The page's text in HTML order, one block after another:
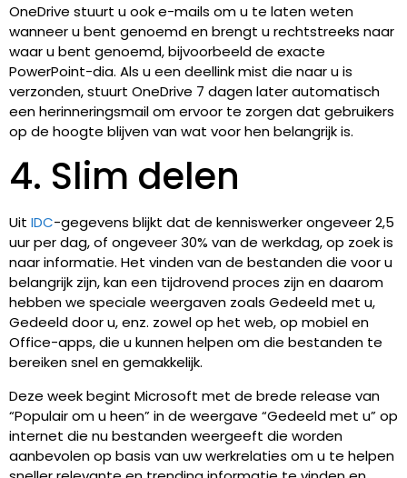
OneDrive stuurt u ook e-mails om u te laten weten
wanneer u bent genoemd en brengt u rechtstreeks naar
waar u bent genoemd, bijvoorbeeld de exacte
PowerPoint-dia. Als u een deellink mist die naar u is
verzonden, stuurt OneDrive 7 dagen later automatisch
een herinneringsmail om ervoor te zorgen dat gebruikers
op de hoogte blijven van wat voor hen belangrijk is.
4. Slim delen
Uit IDC-gegevens blijkt dat de kenniswerker ongeveer 2,5
uur per dag, of ongeveer 30% van de werkdag, op zoek is
naar informatie. Het vinden van de bestanden die voor u
belangrijk zijn, kan een tijdrovend proces zijn en daarom
hebben we speciale weergaven zoals Gedeeld met u,
Gedeeld door u, enz. zowel op het web, op mobiel en
Office-apps, die u kunnen helpen om die bestanden te
bereiken snel en gemakkelijk.
Deze week begint Microsoft met de brede release van
“Populair om u heen” in de weergave “Gedeeld met u” op
internet die nu bestanden weergeeft die worden
aanbevolen op basis van uw werkrelaties om u te helpen